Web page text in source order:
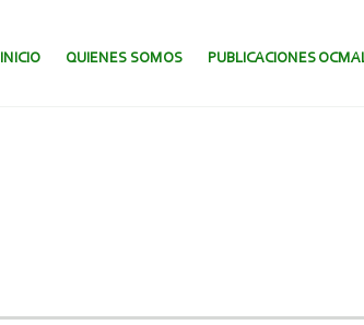
SALTAR AL CONTENIDO.
INICIO QUIENES SOMOS PUBLICACIONES